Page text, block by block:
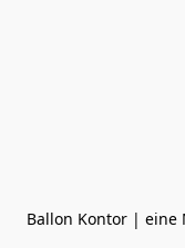
Ballon Kontor | eine